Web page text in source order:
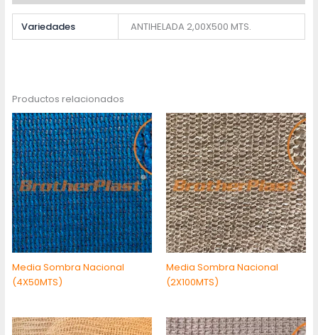
Variedades ANTIHELADA 2,00X500 MTS.
Productos relacionados
Media Sombra Nacional
(4X50MTS)
Media Sombra Nacional
(2X100MTS)